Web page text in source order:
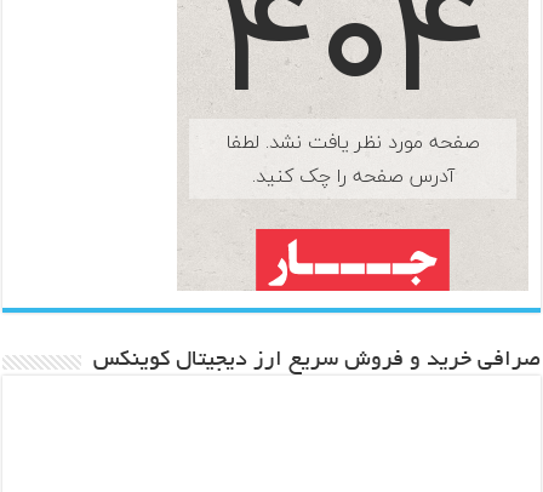
صرافی خرید و فروش سریع ارز دیجیتال کوینکس